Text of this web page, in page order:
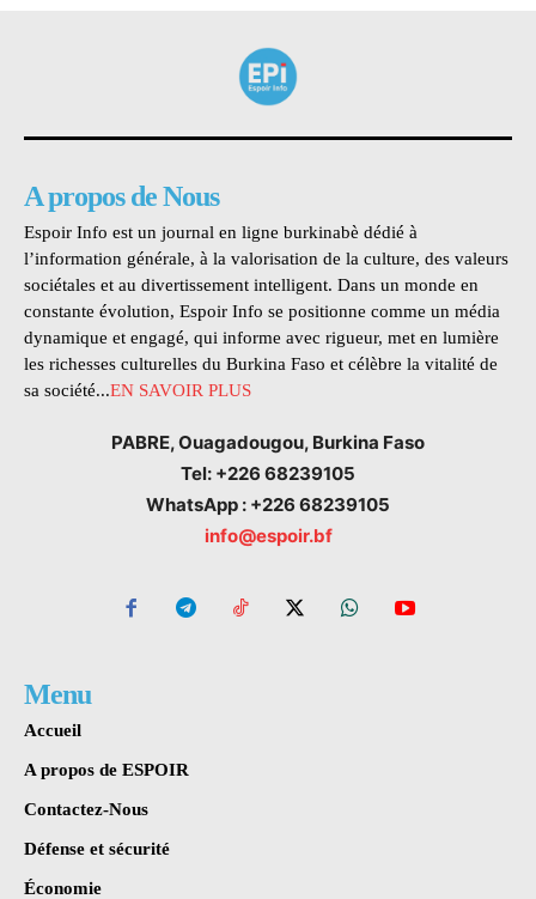
A propos de Nous
Espoir Info est un journal en ligne burkinabè dédié à
l’information générale, à la valorisation de la culture, des valeurs
sociétales et au divertissement intelligent. Dans un monde en
constante évolution, Espoir Info se positionne comme un média
dynamique et engagé, qui informe avec rigueur, met en lumière
les richesses culturelles du Burkina Faso et célèbre la vitalité de
sa société...EN SAVOIR PLUS
PABRE, Ouagadougou, Burkina Faso
Tel: +226 68239105
WhatsApp : +226 68239105
info@espoir.bf
Menu
Accueil
A propos de ESPOIR
Contactez-Nous
Défense et sécurité
Économie